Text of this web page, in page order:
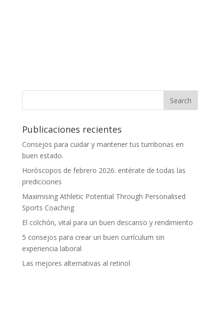
Publicaciones recientes
Consejos para cuidar y mantener tus tumbonas en
buen estado.
Horóscopos de febrero 2026: entérate de todas las
predicciones
Maximising Athletic Potential Through Personalised
Sports Coaching
El colchón, vital para un buen descanso y rendimiento
5 consejos para crear un buen currículum sin
experiencia laboral
Las mejores alternativas al retinol